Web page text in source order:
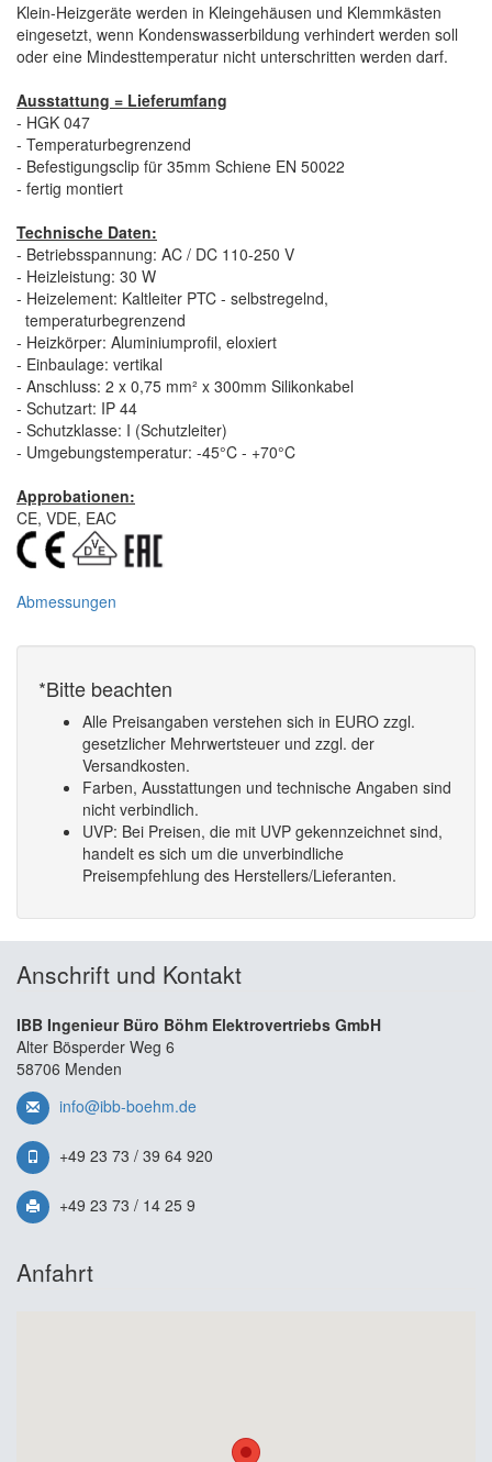
Klein-Heizgeräte werden in Kleingehäusen und Klemmkästen
eingesetzt, wenn Kondenswasserbildung verhindert werden soll
oder eine Mindesttemperatur nicht unterschritten werden darf.
Ausstattung = Lieferumfang
- HGK 047
- Temperaturbegrenzend
- Befestigungsclip für 35mm Schiene EN 50022
- fertig montiert
Technische Daten:
- Betriebsspannung: AC / DC 110-250 V
- Heizleistung: 30 W
- Heizelement: Kaltleiter PTC - selbstregelnd,
temperaturbegrenzend
- Heizkörper: Aluminiumprofil, eloxiert
- Einbaulage: vertikal
- Anschluss: 2 x 0,75 mm² x 300mm Silikonkabel
- Schutzart: IP 44
- Schutzklasse: I (Schutzleiter)
- Umgebungstemperatur: -45°C - +70°C
Approbationen:
CE, VDE, EAC
Abmessungen
*Bitte beachten
Alle Preisangaben verstehen sich in EURO zzgl.
gesetzlicher Mehrwertsteuer und zzgl. der
Versandkosten.
Farben, Ausstattungen und technische Angaben sind
nicht verbindlich.
UVP: Bei Preisen, die mit UVP gekennzeichnet sind,
handelt es sich um die unverbindliche
Preisempfehlung des Herstellers/Lieferanten.
Anschrift und Kontakt
IBB Ingenieur Büro Böhm Elektrovertriebs GmbH
Alter Bösperder Weg 6
58706 Menden
info@ibb-boehm.de
+49 23 73 / 39 64 920
+49 23 73 / 14 25 9
Anfahrt